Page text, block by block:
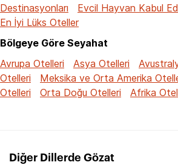
Destinasyonları
Evcil Hayvan Kabul
En İyi Lüks Oteller
Bölgeye Göre Seyahat
Avrupa Otelleri
Asya Otelleri
Otelleri
Meksika ve Orta Amerika
Otelleri
Orta Doğu Otelleri Afrika
Diğer Dillerde Gözat